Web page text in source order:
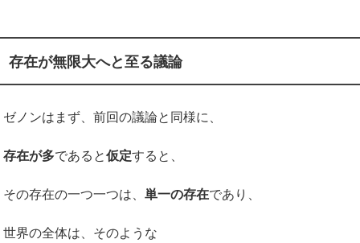
存在が無限大へと至る議論
ゼノンはまず、前回の議論と同様に、
存在が多であると仮定すると、
その存在の一つ一つは、単一の存在であり、
世界の全体は、そのような